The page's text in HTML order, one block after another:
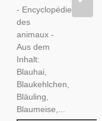
- Encyclopédie
des
animaux -
Aus dem
Inhalt:
Blauhai,
Blaukehlchen,
Bläuling,
Blaumeise,...